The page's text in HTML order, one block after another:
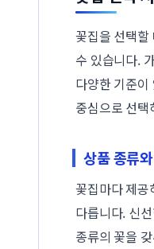
꽃집을 선택할
수 있습니다.
다양한 기준
중심으로 선
상품 종류
꽃집마다 제공
다릅니다. 신
종류의 꽃을